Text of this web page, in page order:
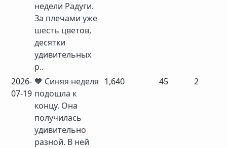
недели Радуги.
За плечами уже
шесть цветов,
десятки
удивительных
р..
2026-
07-19
💙 Синяя неделя
подошла к
концу. Она
получилась
удивительно
разной. В ней
1,640 45 2